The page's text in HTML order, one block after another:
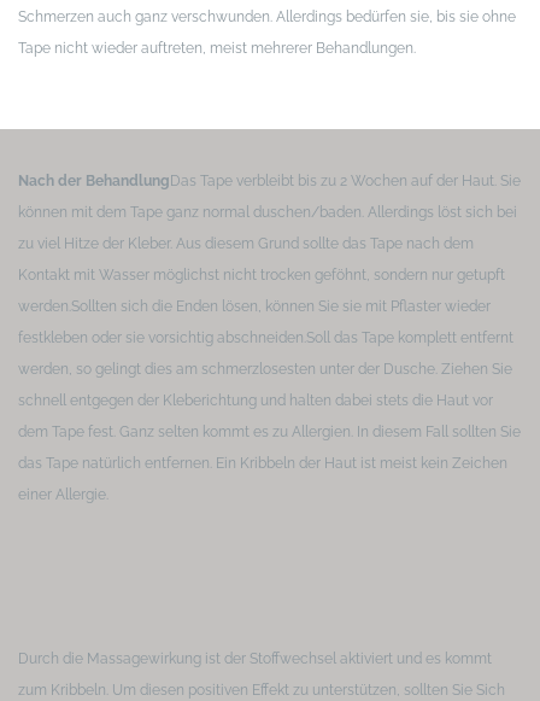
Schmerzen auch ganz verschwunden. Allerdings bedürfen sie, bis sie ohne
Tape nicht wieder auftreten, meist mehrerer Behandlungen.
Nach der Behandlung Das Tape verbleibt bis zu 2 Wochen auf der Haut. Sie
können mit dem Tape ganz normal duschen/baden. Allerdings löst sich bei
zu viel Hitze der Kleber. Aus diesem Grund sollte das Tape nach dem
Kontakt mit Wasser möglichst nicht trocken geföhnt, sondern nur getupft
werden.Sollten sich die Enden lösen, können Sie sie mit Pflaster wieder
festkleben oder sie vorsichtig abschneiden.Soll das Tape komplett entfernt
werden, so gelingt dies am schmerzlosesten unter der Dusche. Ziehen Sie
schnell entgegen der Kleberichtung und halten dabei stets die Haut vor
dem Tape fest. Ganz selten kommt es zu Allergien. In diesem Fall sollten Sie
das Tape natürlich entfernen. Ein Kribbeln der Haut ist meist kein Zeichen
einer Allergie.
Durch die Massagewirkung ist der Stoffwechsel aktiviert und es kommt
zum Kribbeln. Um diesen positiven Effekt zu unterstützen, sollten Sie Sich